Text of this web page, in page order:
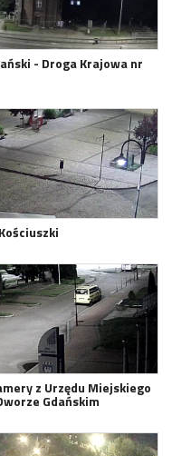
- Droga Krajowa nr
z Urzędu Miejskiego
Gdańskim